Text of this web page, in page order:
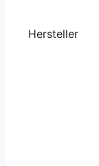
Hersteller